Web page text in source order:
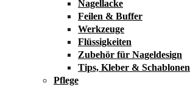
Nagellacke
Feilen & Buffer
Werkzeuge
Flüssigkeiten
Zubehör für Nageldesign
Tips, Kleber & Schablonen
Pflege